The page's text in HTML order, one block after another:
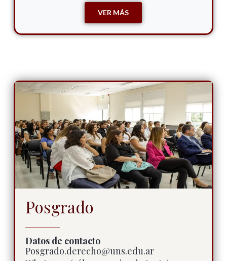
VER MÁS
Posgrado
Datos de contacto
Posgrado.derecho@uns.edu.ar